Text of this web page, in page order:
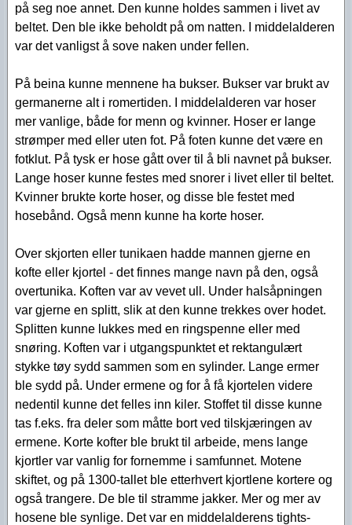
på seg noe annet. Den kunne holdes sammen i livet av
beltet. Den ble ikke beholdt på om natten. I middelalderen
var det vanligst å sove naken under fellen.
På beina kunne mennene ha bukser. Bukser var brukt av
germanerne alt i romertiden. I middelalderen var hoser
mer vanlige, både for menn og kvinner. Hoser er lange
strømper med eller uten fot. På foten kunne det være en
fotklut. På tysk er hose gått over til å bli navnet på bukser.
Lange hoser kunne festes med snorer i livet eller til beltet.
Kvinner brukte korte hoser, og disse ble festet med
hosebånd. Også menn kunne ha korte hoser.
Over skjorten eller tunikaen hadde mannen gjerne en
kofte eller kjortel - det finnes mange navn på den, også
overtunika. Koften var av vevet ull. Under halsåpningen
var gjerne en splitt, slik at den kunne trekkes over hodet.
Splitten kunne lukkes med en ringspenne eller med
snøring. Koften var i utgangspunktet et rektangulært
stykke tøy sydd sammen som en sylinder. Lange ermer
ble sydd på. Under ermene og for å få kjortelen videre
nedentil kunne det felles inn kiler. Stoffet til disse kunne
tas f.eks. fra deler som måtte bort ved tilskjæringen av
ermene. Korte kofter ble brukt til arbeide, mens lange
kjortler var vanlig for fornemme i samfunnet. Motene
skiftet, og på 1300-tallet ble etterhvert kjortlene kortere og
også trangere. De ble til stramme jakker. Mer og mer av
hosene ble synlige. Det var en middelalderens tights-